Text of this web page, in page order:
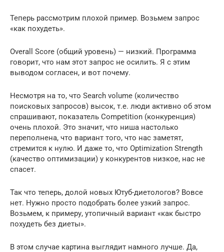
Теперь рассмотрим плохой пример. Возьмем запрос
«как похудеть».
Overall Score (общий уровень) — низкий. Программа
говорит, что нам этот запрос не осилить. Я с этим
выводом согласен, и вот почему.
Несмотря на то, что Search volume (количество
поисковых запросов) высок, т.е. люди активно об этом
спрашивают, показатель Competition (конкуренция)
очень плохой. Это значит, что ниша настолько
переполнена, что вариант того, что нас заметят,
стремится к нулю. И даже то, что Optimization Strength
(качество оптимизации) у конкурентов низкое, нас не
спасет.
Так что теперь, долой новых Ютуб-диетологов? Вовсе
нет. Нужно просто подобрать более узкий запрос.
Возьмем, к примеру, утопичный вариант «как быстро
похудеть без диеты».
В этом случае картина выглядит намного лучше. Да,